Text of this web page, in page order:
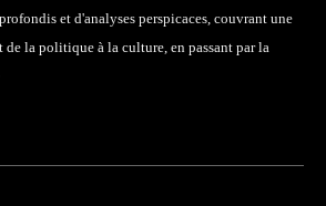
et d'analyses perspicaces, couvrant une
la politique à la culture, en passant par la